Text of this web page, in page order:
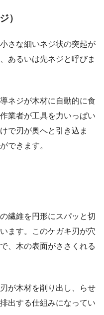
）
さな細いネジ状の突起が
あるいは先ネジと呼びま
ネジが木材に自動的に食
業者が工具を力いっぱい
で刃が奥へと引き込ま
できます。
繊維を円形にスパッと切
ます。このケガキ刃が穴
、木の表面がささくれる
が木材を削り出し、らせ
出する仕組みになってい